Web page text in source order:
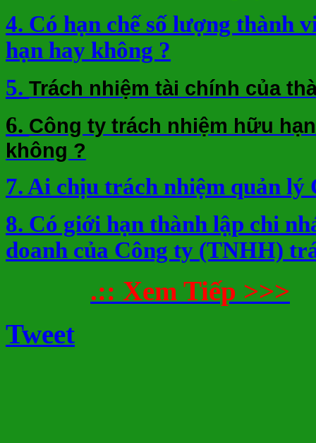
4. Có hạn chế số lượng thành
hạn hay không ?
5. Trách nhiệm tài chính của
6. Công ty trách nhiệm hữu
không ?
7. Ai chịu trách nhiệm quản
8. Có giới hạn thành lập chi
doanh của Công ty (TNHH)
.:: Xem Tiếp >>>
Tweet